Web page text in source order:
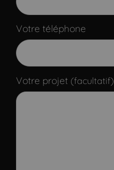
Votre téléphone
Votre projet (facultatif)